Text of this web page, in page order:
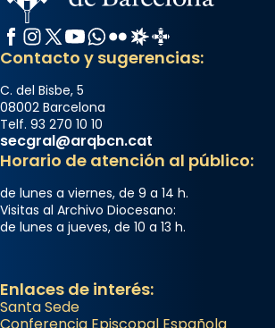
Facebook
Instagram
X / Twitter
YouTube
WhatsApp
FlickrRadio Estel
Catalunya
Contacto y sugerencias:
C. del Bisbe, 5
08002 Barcelona
Telf. 93 270 10 10
secgral@arqbcn.cat
Horario de atención al público:
de lunes a viernes, de 9 a 14 h.
Visitas al Archivo Diocesano:
de lunes a jueves, de 10 a 13 h.
Enlaces de interés:
Santa Sede